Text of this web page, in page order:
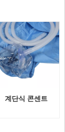
계단식 콘센트